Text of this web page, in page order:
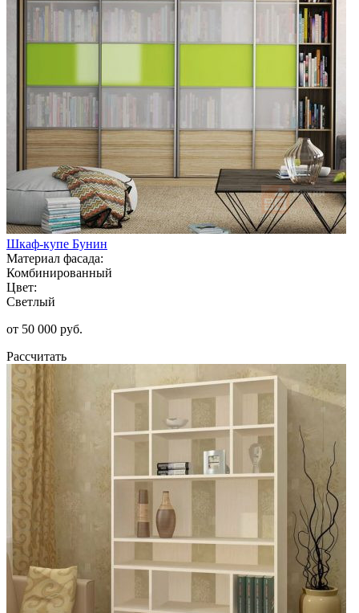
Шкаф-купе Бунин
Материал фасада:
Комбинированный
Цвет:
Светлый
от 50 000 руб.
Рассчитать